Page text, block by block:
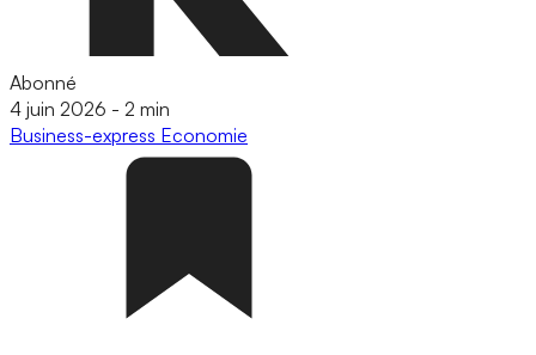
Abonné
4 juin 2026 - 2 min
Business-express Economie